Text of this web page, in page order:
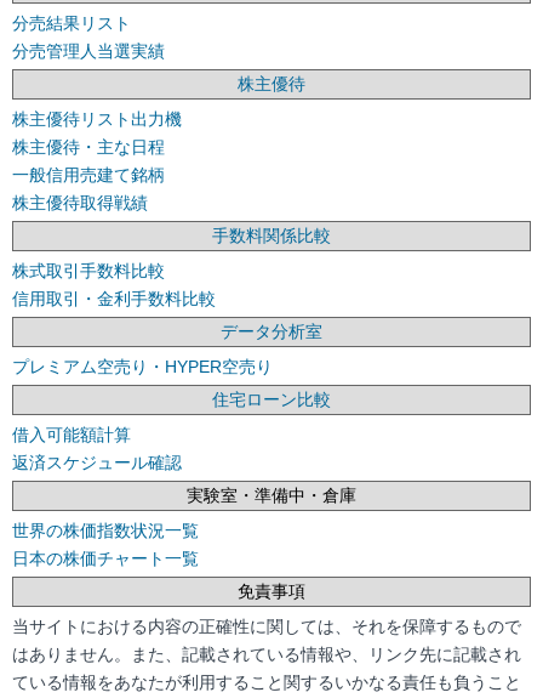
分売結果リスト
分売管理人当選実績
株主優待
株主優待リスト出力機
株主優待・主な日程
一般信用売建て銘柄
株主優待取得戦績
手数料関係比較
株式取引手数料比較
信用取引・金利手数料比較
データ分析室
プレミアム空売り・HYPER空売り
住宅ローン比較
借入可能額計算
返済スケジュール確認
実験室・準備中・倉庫
世界の株価指数状況一覧
日本の株価チャート一覧
免責事項
当サイトにおける内容の正確性に関しては、それを保障するもので
はありません。また、記載されている情報や、リンク先に記載され
ている情報をあなたが利用すること関するいかなる責任も負うこと